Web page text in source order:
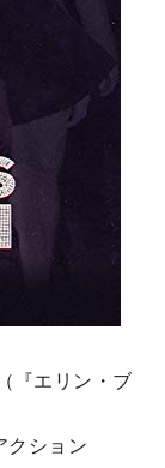
『エリン・ブ
クション